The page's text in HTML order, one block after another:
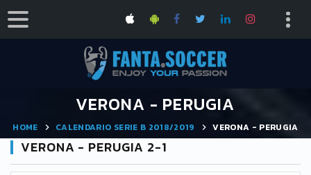
VERONA - PERUGIA
HOME CALENDARIO SERIE B 2018/2019 VERONA - PERUGIA
VERONA - PERUGIA 2-1